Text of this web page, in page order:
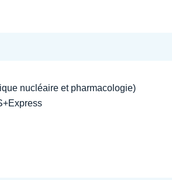
nucléaire et pharmacologie)